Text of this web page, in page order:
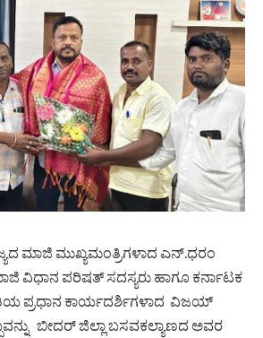
ಮಾಜಿ ಮುಖ್ಯಮಂತ್ರಿಗಳಾದ ಎನ್.ಧರಂ
ವಿಧಾನ ಪರಿಷತ್ ಸದಸ್ಯರು ಹಾಗೂ ಕರ್ನಾಟಕ
ಪ್ರಧಾನ ಕಾರ್ಯದರ್ಶಿಗಳಾದ ವಿಜಯ್
ಬೀದರ್ ಜಿಲ್ಲಾ ಬಸವಕಲ್ಯಾಣದ ಅವರ